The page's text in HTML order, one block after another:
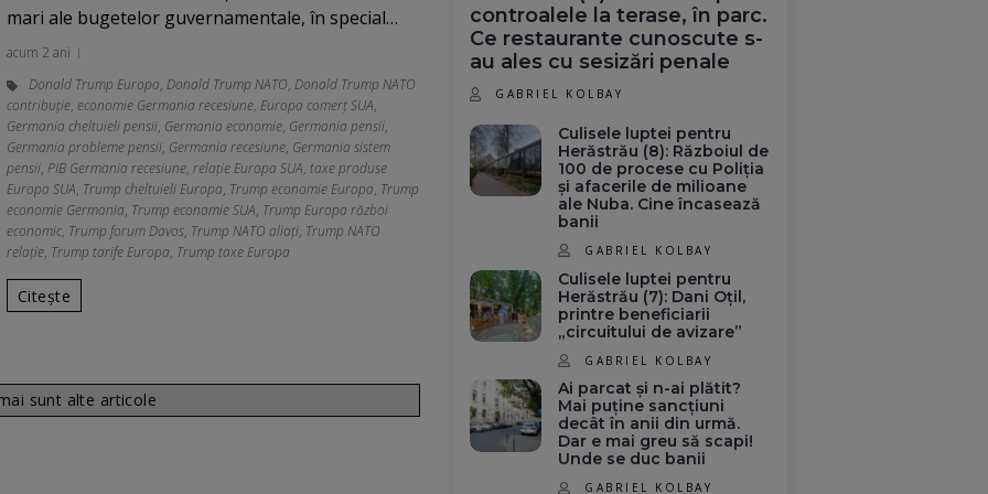
mari ale bugetelor guvernamentale, în special…
acum 2 ani
Donald Trump Europa, Donald Trump NATO, Donald Trump NATO
contribuție, economie Germania recesiune, Europa comerț SUA,
Germania cheltuieli pensii, Germania economie, Germania pensii,
Germania probleme pensii, Germania recesiune, Germania sistem
pensii, PIB Germania recesiune, relație Europa SUA, taxe produse
Europa SUA, Trump cheltuieli Europa, Trump economie Europa, Trump
economie Germania, Trump economie SUA, Trump Europa război
economic, Trump forum Davos, Trump NATO aliați, Trump NATO
relație, Trump tarife Europa, Trump taxe Europa
Citește
sunt alte articole
controalele la terase, în parc.
Ce restaurante cunoscute s-
au ales cu sesizări penale
GABRIEL KOLBAY
Culisele luptei pentru
Herăstrău (8): Războiul de
100 de procese cu Poliția
și afacerile de milioane
ale Nuba. Cine încasează
banii
GABRIEL KOLBAY
Culisele luptei pentru
Herăstrău (7): Dani Oțil,
printre beneficiarii
„circuitului de avizare”
GABRIEL KOLBAY
Ai parcat și n-ai plătit?
Mai puține sancțiuni
decât în anii din urmă.
Dar e mai greu să scapi!
Unde se duc banii
GABRIEL KOLBAY